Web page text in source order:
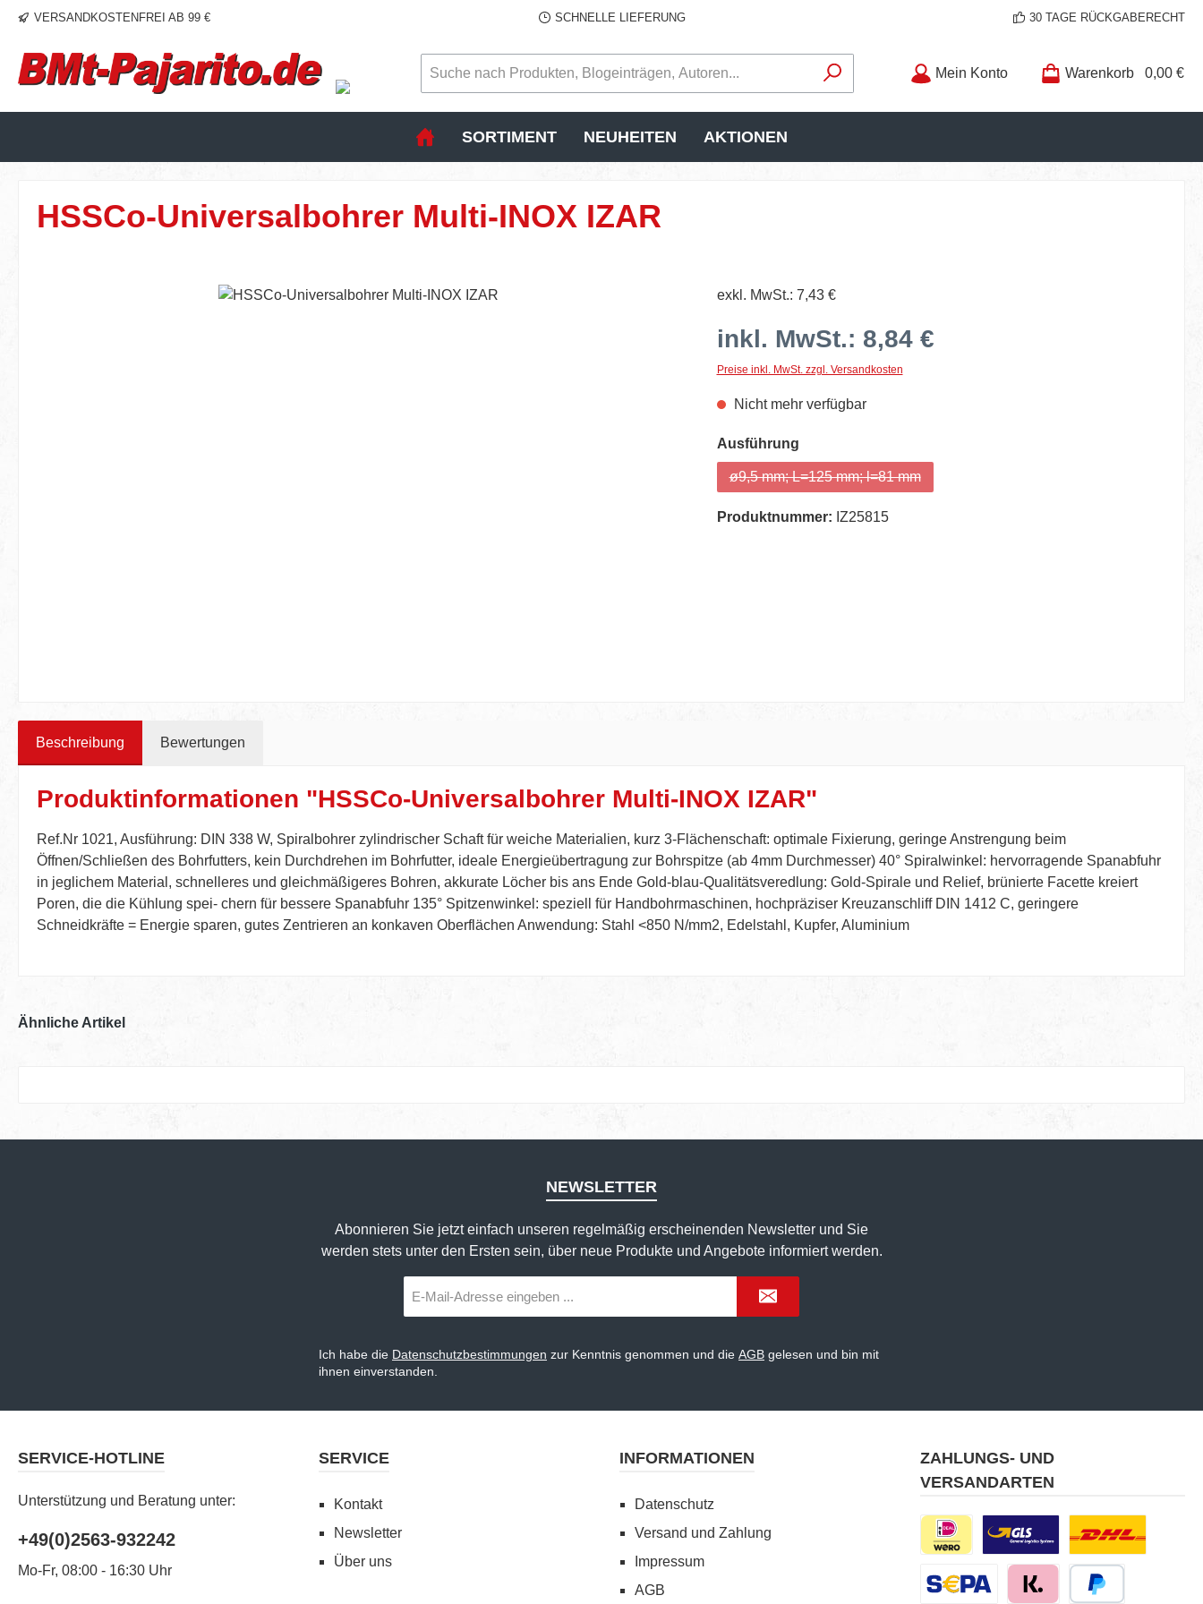
Hauptinhalt springen
Zur Suche springen
Zur Hauptnavigation springen
VERSANDKOSTENFREI AB 99 € SCHNELLE LIEFERUNG 30 TAGE RÜCKGABERECHT
Mein Konto Warenkorb 0,00 €
SORTIMENT NEUHEITEN AKTIONEN
HSSCo-Universalbohrer Multi-INOX IZAR
exkl. MwSt.: 7,43 €
inkl. MwSt.: 8,84 €
Preise inkl. MwSt. zzgl. Versandkosten
Nicht mehr verfügbar
Ausführungauswählen
ø9,5 mm; L=125 mm; l=81 mm
(Diese Option ist zurzeit nicht verfügbar.)
Produktnummer: IZ25815
Beschreibung Bewertungen
Produktinformationen "HSSCo-Universalbohrer Multi-INOX IZAR"
Ref.Nr 1021, Ausführung: DIN 338 W, Spiralbohrer zylindrischer Schaft für weiche Materialien, kurz 3-Flächenschaft: optimale Fixierung, geringe Anstrengung beim
Öffnen/Schließen des Bohrfutters, kein Durchdrehen im Bohrfutter, ideale Energieübertragung zur Bohrspitze (ab 4mm Durchmesser) 40° Spiralwinkel: hervorragende Spanabfuhr
in jeglichem Material, schnelleres und gleichmäßigeres Bohren, akkurate Löcher bis ans Ende Gold-blau-Qualitätsveredlung: Gold-Spirale und Relief, brünierte Facette kreiert
Poren, die die Kühlung spei- chern für bessere Spanabfuhr 135° Spitzenwinkel: speziell für Handbohrmaschinen, hochpräziser Kreuzanschliff DIN 1412 C, geringere
Schneidkräfte = Energie sparen, gutes Zentrieren an konkaven Oberflächen Anwendung: Stahl <850 N/mm2, Edelstahl, Kupfer, Aluminium
Ähnliche Artikel
NEWSLETTER
Abonnieren Sie jetzt einfach unseren regelmäßig erscheinenden Newsletter und Sie
werden stets unter den Ersten sein, über neue Produkte und Angebote informiert werden.
Mail-
Adresse
Ich habe die Datenschutzbestimmungen zur Kenntnis genommen und die AGB gelesen und bin mit
ihnen einverstanden.
SERVICE-HOTLINE
Unterstützung und Beratung unter:
+49(0)2563-932242
Mo-Fr, 08:00 - 16:30 Uhr
SERVICE
Kontakt
Newsletter
Über uns
INFORMATIONEN
Datenschutz
Versand und Zahlung
Impressum
AGB
ZAHLUNGS- UND
VERSANDARTEN
Benutzerdefiniertes Bild 1
Benutzerdefiniertes